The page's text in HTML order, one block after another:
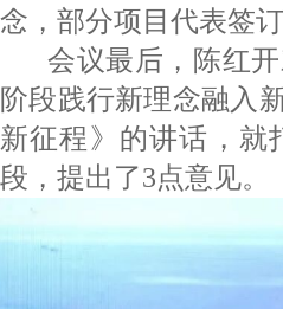
念，部分项目代表签
会议最后，陈红
阶段践行新理念融入
新征程》的讲话，就
段，提出了3点意见。